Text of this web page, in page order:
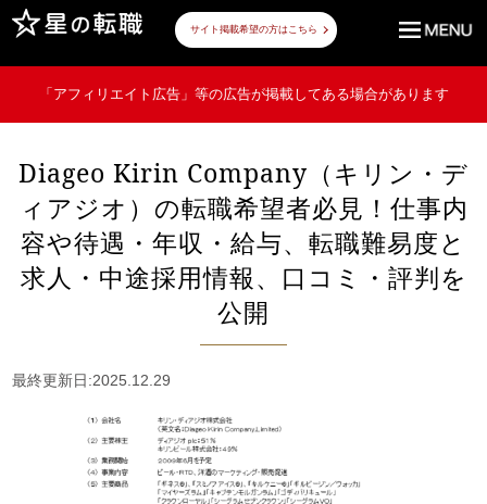
サイト掲載希望の方はこちら
「アフィリエイト広告」等の広告が掲載してある場合があります
Diageo Kirin Company（キリン・デ
ィアジオ）の転職希望者必見！仕事内
容や待遇・年収・給与、転職難易度と
求人・中途採用情報、口コミ・評判を
公開
最終更新日:2025.12.29